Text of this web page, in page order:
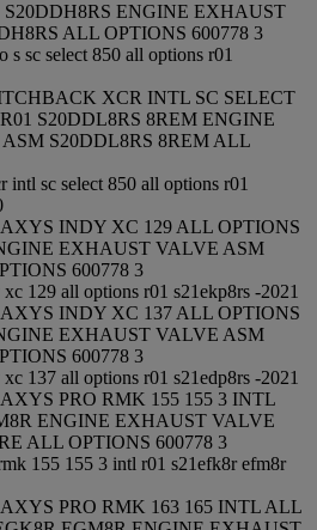
ENGINE EXHAUST
ALL OPTIONS 600778 3
s sc select 850 all options r01
XCR INTL SC SELECT
S20DDL8RS 8REM ENGINE
S20DDL8RS 8REM ALL
intl sc select 850 all options r01
INDY XC 129 ALL OPTIONS
EXHAUST VALVE ASM
600778 3
129 all options r01 s21ekp8rs -2021
INDY XC 137 ALL OPTIONS
EXHAUST VALVE ASM
600778 3
137 all options r01 s21edp8rs -2021
PRO RMK 155 155 3 INTL
ENGINE EXHAUST VALVE
ALL OPTIONS 600778 3
155 155 3 intl r01 s21efk8r efm8r
PRO RMK 163 165 INTL ALL